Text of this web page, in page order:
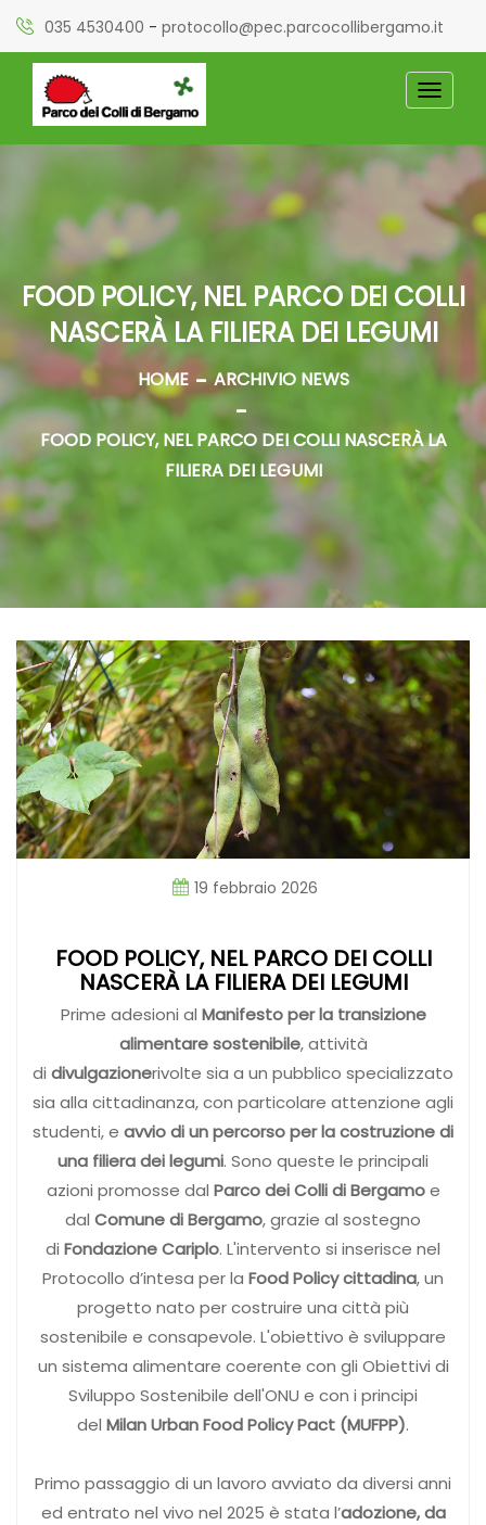
035 4530400 - protocollo@pec.parcocollibergamo.it
FOOD POLICY, NEL PARCO DEI COLLI
NASCERÀ LA FILIERA DEI LEGUMI
HOME ARCHIVIO NEWS
FOOD POLICY, NEL PARCO DEI COLLI NASCERÀ LA
FILIERA DEI LEGUMI
19 febbraio 2026
FOOD POLICY, NEL PARCO DEI COLLI
NASCERÀ LA FILIERA DEI LEGUMI
Prime adesioni al Manifesto per la transizione
alimentare sostenibile, attività
di divulgazionerivolte sia a un pubblico specializzato
sia alla cittadinanza, con particolare attenzione agli
studenti, e avvio di un percorso per la costruzione di
una filiera dei legumi. Sono queste le principali
azioni promosse dal Parco dei Colli di Bergamoe
dal Comune di Bergamo, grazie al sostegno
di Fondazione Cariplo. L'intervento si inserisce nel
Protocollo d’intesa per la Food Policy cittadina, un
progetto nato per costruire una città più
sostenibile e consapevole. L'obiettivo è sviluppare
un sistema alimentare coerente con gli Obiettivi di
Sviluppo Sostenibile dell'ONU e con i principi
del Milan Urban Food Policy Pact (MUFPP).
Primo passaggio di un lavoro avviato da diversi anni
ed entrato nel vivo nel 2025 è stata l’adozione, da